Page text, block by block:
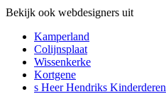
Bekijk ook webdesigners uit
Kamperland
Colijnsplaat
Wissenkerke
Kortgene
s Heer Hendriks Kinderderen